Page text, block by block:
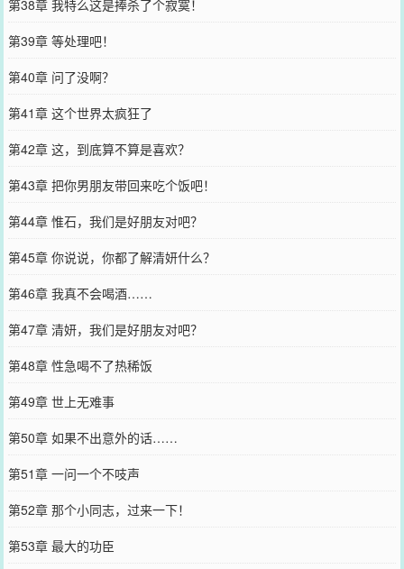
第38章 我特么这是捧杀了个寂寞！
第39章 等处理吧！
第40章 问了没啊？
第41章 这个世界太疯狂了
第42章 这，到底算不算是喜欢？
第43章 把你男朋友带回来吃个饭吧！
第44章 惟石，我们是好朋友对吧？
第45章 你说说，你都了解清妍什么？
第46章 我真不会喝酒……
第47章 清妍，我们是好朋友对吧？
第48章 性急喝不了热稀饭
第49章 世上无难事
第50章 如果不出意外的话……
第51章 一问一个不吱声
第52章 那个小同志，过来一下！
第53章 最大的功臣